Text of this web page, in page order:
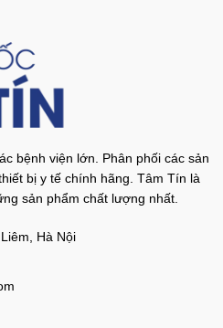
bệnh viện lớn. Phân phối các sản
bị y tế chính hãng. Tâm Tín là
sản phẩm chất lượng nhất.
Hà Nội